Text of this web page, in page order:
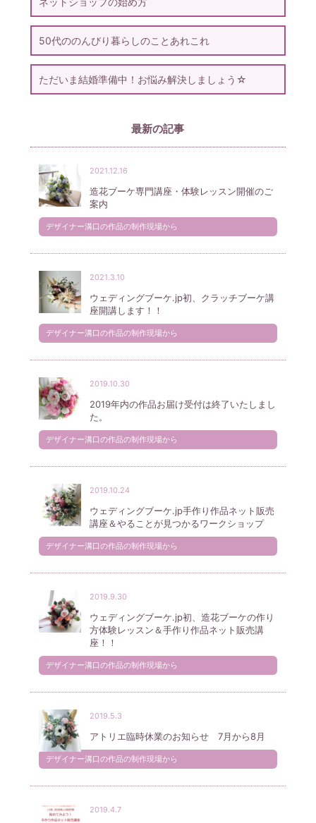
50代ののんびり暮らしのことあれこれ
ただいま結婚準備中！お悩み解決しましょう☆
最新の記事
2021.12.16
造花ブーケ専門講座・体験レッスン開催のご
案内
デザイナー溝口の作品の制作現場から
2021.3.10
ウェディングブーケ.jp初、クラッチブーケ講
座開講します！！
デザイナー溝口の作品の制作現場から
2019.10.30
2019年内の作品お届け受付は終了いたしまし
た。
デザイナー溝口の作品の制作現場から
2019.10.24
ウェディングブーケ.jp手作り作品ネット販売
講座＆やることが見つかるワークショップ
デザイナー溝口の作品の制作現場から
2019.9.30
ウェディングブーケ.jp初、造花ブーケの作り
方体験レッスン＆手作り作品ネット販売講
座！！
デザイナー溝口の作品の制作現場から
2019.5.3
アトリエ臨時休業のお知らせ 7月から8月
デザイナー溝口の作品の制作現場から
2019.4.7